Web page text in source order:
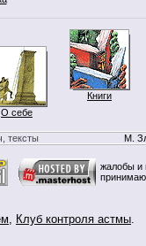
О себе
Книги
тексты М.
жалобы и
, Клуб контроля астмы.